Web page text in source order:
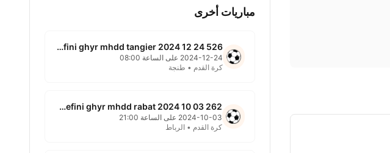
مباريات أخرى
526 non defini ghyr mhdd tangier 2024 12 24
2024-12-24 على الساعة 08:00
كرة القدم • طنجة
262 non defini ghyr mhdd rabat 2024 10 03
2024-10-03 على الساعة 21:00
كرة القدم • الرباط